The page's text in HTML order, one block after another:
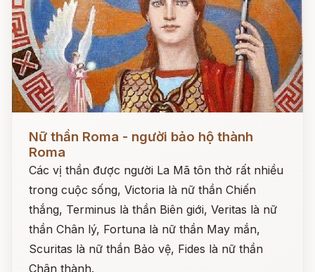
Nữ thần Roma - người bảo hộ thành
Roma
Các vị thần được người La Mã tôn thờ rất nhiều
trong cuộc sống, Victoria là nữ thần Chiến
thắng, Terminus là thần Biên giới, Veritas là nữ
thần Chân lý, Fortuna là nữ thần May mắn,
Scuritas là nữ thần Bảo vệ, Fides là nữ thần
Chân thành.